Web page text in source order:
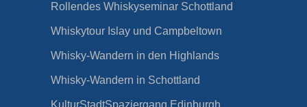
Rollendes Whiskyseminar Schottland
Whiskytour Islay und Campbeltown
Whisky-Wandern in den Highlands
Whisky-Wandern in Schottland